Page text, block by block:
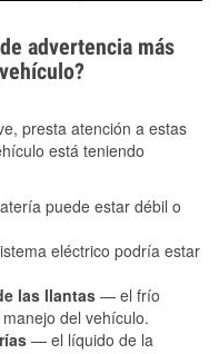
advertencia más
presta atención a estas
está teniendo
puede estar débil o
eléctrico podría estar
las llantas — el frío
del vehículo.
— el líquido de la